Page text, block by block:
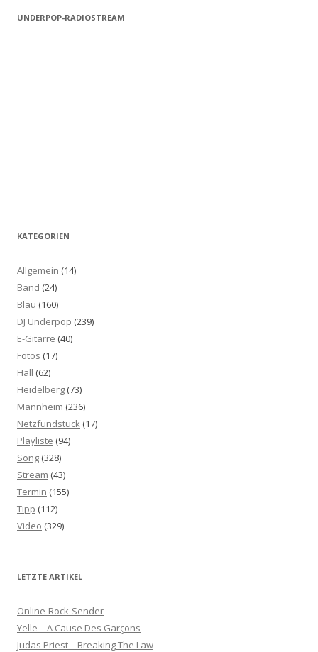
UNDERPOP-RADIOSTREAM
KATEGORIEN
Allgemein (14)
Band (24)
Blau (160)
DJ Underpop (239)
E-Gitarre (40)
Fotos (17)
Häll (62)
Heidelberg (73)
Mannheim (236)
Netzfundstück (17)
Playliste (94)
Song (328)
Stream (43)
Termin (155)
Tipp (112)
Video (329)
LETZTE ARTIKEL
Online-Rock-Sender
Yelle – A Cause Des Garçons
Judas Priest – Breaking The Law